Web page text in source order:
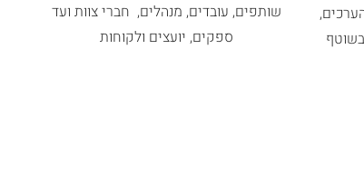
שותפים, עובדים, מנהלים, חברי צוות ועד
ספקים, יועצים ולקוחות